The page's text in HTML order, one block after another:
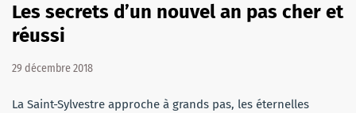
Les secrets d’un nouvel an pas cher et
réussi
29 décembre 2018
La Saint-Sylvestre approche à grands pas, les éternelles